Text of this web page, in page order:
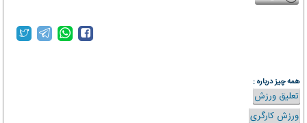
همه چیز درباره :
تعلیق ورزش
ورزش کارگری